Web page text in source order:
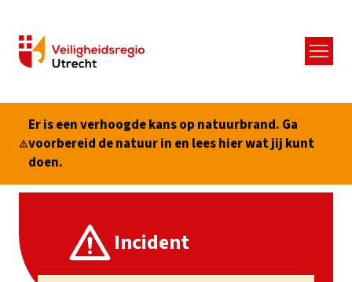
Menu
Er is een verhoogde kans op natuurbrand. Ga
voorbereid de natuur in en lees hier wat jij kunt
doen.
Incident